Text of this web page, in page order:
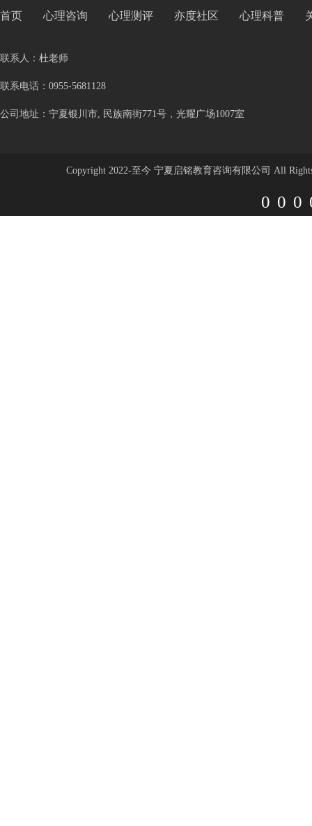
首页 心理咨询 心理测评 亦度社区 心理科普
联系人：杜老师
联系电话：0955-5681128
公司地址：宁夏银川市, 民族南街771号，光耀广场1007室
Copyright 2022-至今 宁夏启铭教育咨询有限公司 All